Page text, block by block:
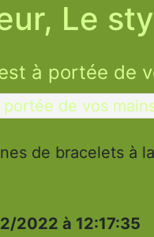
Le
à portée de
de bracelets à
2022 à 12:17:35